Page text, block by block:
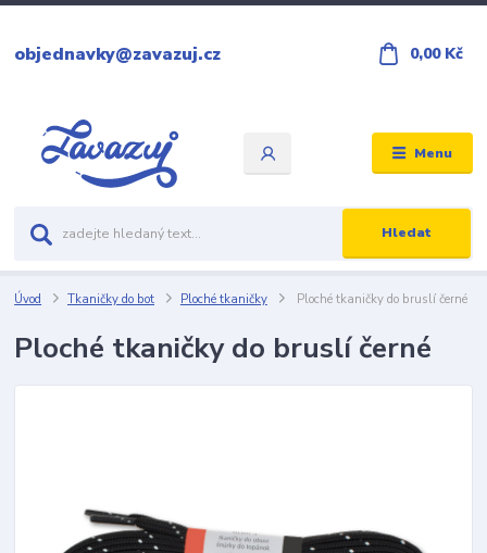
Menu
Hledat
objednavky@zavazuj.cz 0,00 Kč
Úvod Tkaničky do bot Ploché tkaničky Ploché tkaničky do bruslí černé
Ploché tkaničky do bruslí černé